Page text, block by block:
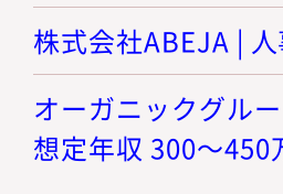
株式会社ABEJA |
オーガニックグル
想定年収 300～450